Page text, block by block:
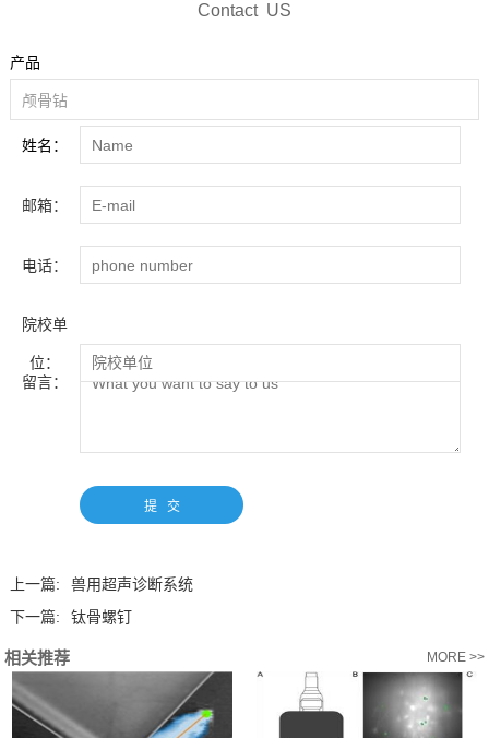
Contact US
产品
姓名：
邮箱：
电话：
院校单
位：
留言：
上一篇:
兽用超声诊断系统
下一篇:
钛骨螺钉
相关推荐 MORE >>